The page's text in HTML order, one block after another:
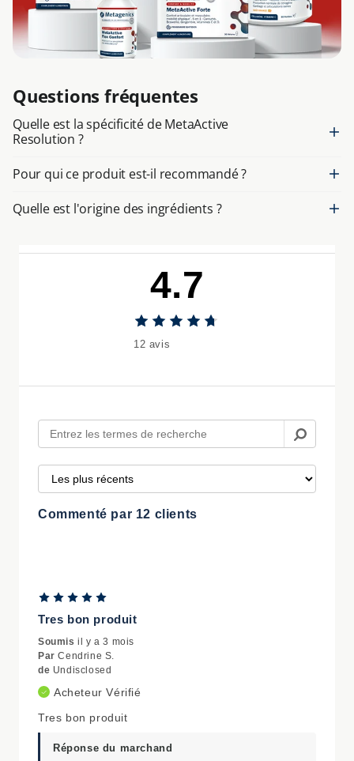
Questions fréquentes
Quelle est la spécificité de MetaActive
Resolution ?
Pour qui ce produit est-il recommandé ?
Quelle est l'origine des ingrédients ?
4.7
12 avis
Commenté par 12 clients
Tres bon produit
Soumisil y a 3 mois
Par Cendrine S.
de Undisclosed
Acheteur Vérifié
Tres bon produit
Réponse du marchand